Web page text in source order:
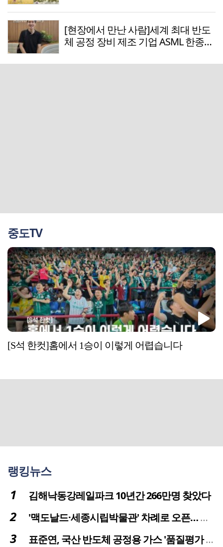
[현장에서 만난 사람]세계 최대 반도
체 공정 장비 제조 기업 ASML 한종호
중도TV
[S석 한컷]홈에서 1승이 이렇게 어렵습니다
랭킹뉴스
김해낙동강레일파크 10년간 266만명 찾았다
'맥도날드·세종시립박물관' 차례로 오픈… 고운동 정주여건 좋아진다
표준연, 국산 반도체 공정용 가스 '품질평가 체계' 구축